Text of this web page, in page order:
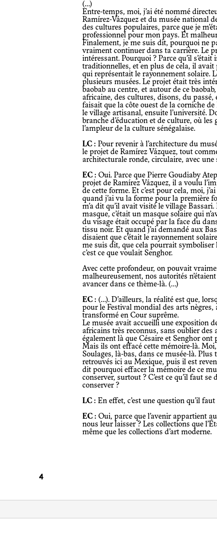
(…)
Entre-temps, moi, j’ai été nommé
Ramírez-Vázquez et du musée national
des cultures populaires, parce que je
professionnel pour mon pays. Et
Finalement, je me suis dit, pourquoi ne
vraiment continuer dans ta carrière. Le
intéressant. Pourquoi ? Parce qu’il
traditionnelles, et en plus de cela, il avait
qui représentait le rayonnement solaire.
plusieurs musées. Le projet était très
baobab au centre, et autour de ce
africaine, des cultures, disons, du
faisait que la côte ouest de la corniche
le village artisanal, ensuite l’université.
branche d’éducation et de culture, où
l’ampleur de la culture sénégalaise.
LC : Pour revenir à l’architecture du
le projet de Ramírez Vázquez, tout
architecturale ronde, circulaire, avec
EC : Oui. Parce que Pierre Goudiaby
projet de Ramírez Vázquez, il a voulu
de cette forme. Et c’est pour cela, moi,
quand j’ai vu la forme pour la première
m’a dit qu’il avait visité le village
masque, c’était un masque solaire qui
du visage était occupé par la face du
tissu noir. Et quand j’ai demandé aux
disaient que c’était le rayonnement
me suis dit, que cela pourrait
c’est ce que voulait Senghor.
Avec cette profondeur, on pouvait vraiment faire quelque chose. Mais
malheureusement, nos autorités
avancer dans ce thème-là. (…)
EC : (…). D’ailleurs, la réalité est que,
pour le Festival mondial des arts nègres,
transformé en Cour suprême.
Le musée avait accueilli une exposition
africains très reconnus, sans oublier des
également là que Césaire et Senghor
Mais ils ont effacé cette mémoire-là.
Soulages, là-bas, dans ce musée-là.
retrouvés ici au Mexique, puis il est
dit pourquoi effacer la mémoire de ce
conserver, surtout ? C’est ce qu’il faut se
conserver ?
LC : En effet, c’est une question qu’il faut
EC : Oui, parce que l’avenir appartient
nous leur laisser ? Les collections que
même que les collections d’art moderne.